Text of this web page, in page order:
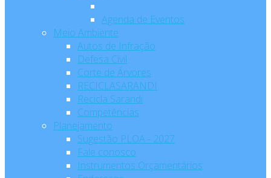
Agenda de Eventos
Meio Ambiente
Autos de Infração
Defesa Civil
Corte de Árvores
RECICLASARANDI
Recicla Sarandi
Competências
Planejamento
Sugestão PLOA - 2027
Fale conosco
Instrumentos Orçamentários